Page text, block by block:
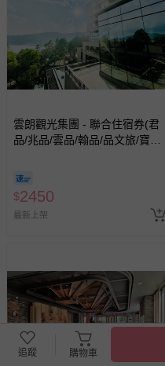
雲朗觀光集團 - 聯合住宿券(君
品/兆品/雲品/翰品/品文旅/寶桑
$2450
最新上架
追蹤 購物車